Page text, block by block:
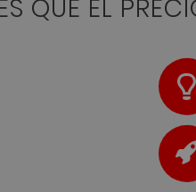
QUE EL